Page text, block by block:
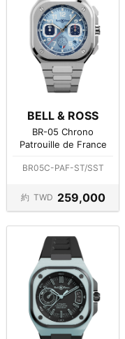
BELL & ROSS
BR-05 Chrono
Patrouille de France
BR05C-PAF-ST/SST
約 TWD 259,000